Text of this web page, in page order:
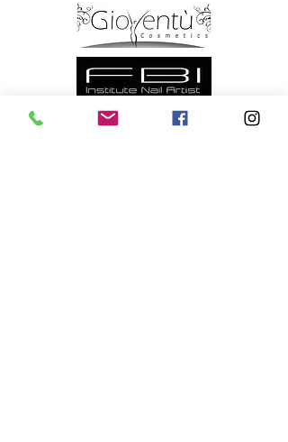
Formulaire d'informations